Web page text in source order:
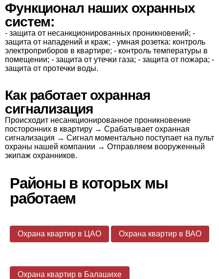
Функционал наших охранных
систем:
- защита от несанкционированных проникновений; -
защита от нападений и краж; - умная розетка: контроль
электроприборов в квартире; - контроль температуры в
помещении; - защита от утечки газа; - защита от пожара; -
защита от протечки воды.
Как работает охранная
сигнализация
Происходит несанкционированное проникновение
посторонних в квартиру → Срабатывает охранная
сигнализация → Сигнал моментально поступает на пульт
охраны нашей компании → Отправляем вооруженный
экипаж охранников.
Районы в которых мы
работаем
Охрана квартир в ЦАО Охрана квартир в ВАО
Охрана квартир в Балашихе